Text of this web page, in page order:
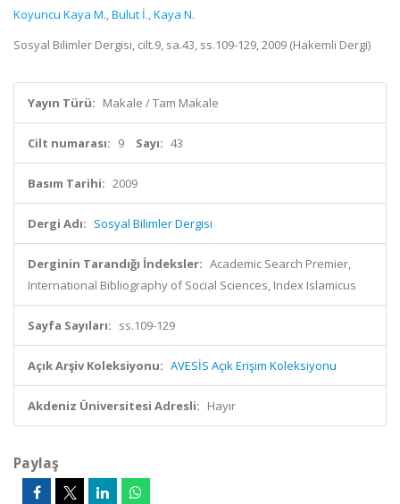
Koyuncu Kaya M.,Bulut İ.,Kaya N.
Sosyal Bilimler Dergisi, cilt.9, sa.43, ss.109-129, 2009 (Hakemli Dergi)
Yayın Türü: Makale / Tam Makale
Cilt numarası: 9 Sayı: 43
Basım Tarihi: 2009
Dergi Adı: Sosyal Bilimler Dergisi
Derginin Tarandığı İndeksler: Academic Search Premier,
International Bibliography of Social Sciences, Index Islamicus
Sayfa Sayıları: ss.109-129
Açık Arşiv Koleksiyonu: AVESİS Açık Erişim Koleksiyonu
Akdeniz Üniversitesi Adresli: Hayır
Paylaş